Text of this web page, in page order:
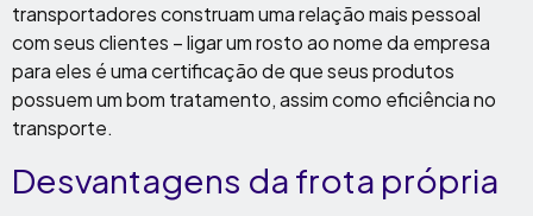
transportadores construam uma relação mais pessoal
com seus clientes – ligar um rosto ao nome da empresa
para eles é uma certificação de que seus produtos
possuem um bom tratamento, assim como eficiência no
transporte.
Desvantagens da frota própria